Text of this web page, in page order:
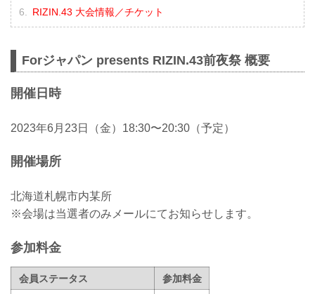
RIZIN.43 大会情報／チケット
Forジャパン presents RIZIN.43前夜祭 概要
開催日時
2023年6月23日（金）18:30〜20:30（予定）
開催場所
北海道札幌市内某所
※会場は当選者のみメールにてお知らせします。
参加料金
会員ステータス
参加料金